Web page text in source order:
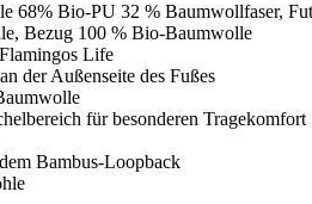
68% Bio-PU 32 % Baumwollfaser,
Bezug 100 % Bio-Baumwolle
Life
der Außenseite des Fußes
für besonderen Tragekomfort
Bambus-Loopback